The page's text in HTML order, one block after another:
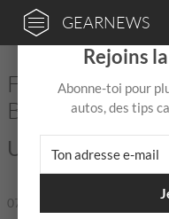
GEARNEWS
Fracture
Brass Ensemble
Un quatuor joue
07 Oct 2025 |
Rejoins
Abonne-toi pour
autos, des tips